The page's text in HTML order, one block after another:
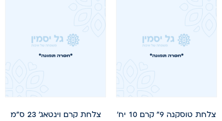
צלחת טוסקנה 9" קרם 10 יח'
צלחת קרם וינטאג' 23 ס"מ